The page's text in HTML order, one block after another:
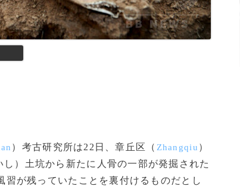
）考古研究所は22日、章丘区（ Zhangqiu ）
）土坑から新たに人骨の一部が発掘された
が残っていたことを裏付けるものだとし